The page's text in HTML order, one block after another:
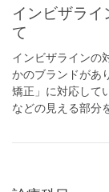
インビザラ
て
インビザラインの
かのブランドがあ
矯正」に対応して
などの見える部分